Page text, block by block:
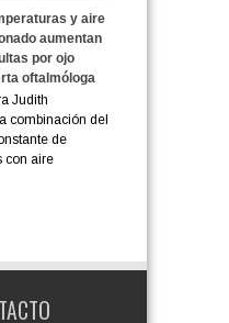
y aire
aumentan
por ojo
oftalmóloga
Judith
combinación del
de
con aire